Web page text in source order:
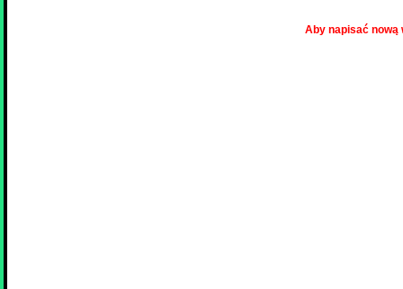
Aby napisać nową